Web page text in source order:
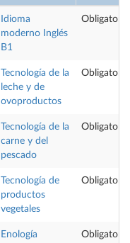
Idioma
moderno Inglés
B1
Obligatoria
Tecnología de la
leche y de
ovoproductos
Obligatoria
Tecnología de la
carne y del
pescado
Obligatoria
Tecnología de
productos
vegetales
Obligatoria
Enología Obligatoria